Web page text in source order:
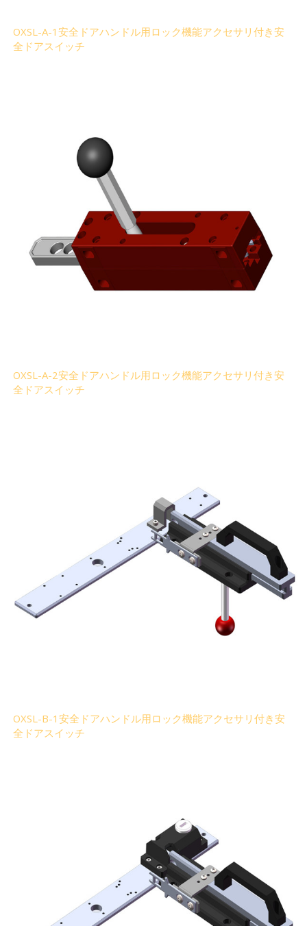
OXSL-A-1安全ドアハンドル用ロック機能アクセサリ付き安
全ドアスイッチ
OXSL-A-2安全ドアハンドル用ロック機能アクセサリ付き安
全ドアスイッチ
OXSL-B-1安全ドアハンドル用ロック機能アクセサリ付き安
全ドアスイッチ